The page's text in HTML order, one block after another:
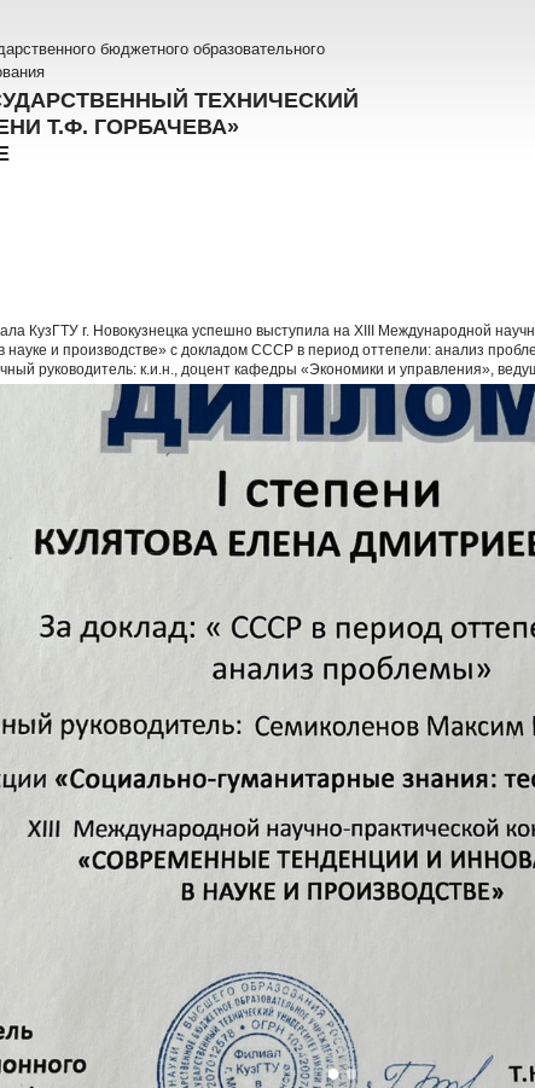
бюджетного образовательного
ТЕХНИЧЕСКИЙ
Т.Ф. ГОРБАЧЕВА»
КузГТУ г. Новокузнецка успешно выступила на XIII Международной
науке и производстве» с докладом СССР в период оттепели: анализ
руководитель: к.и.н., доцент кафедры «Экономики и управления»,